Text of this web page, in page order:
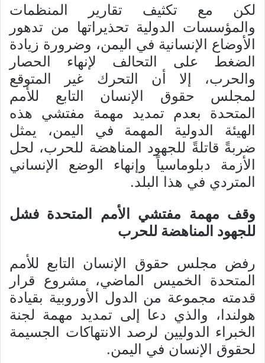
لكن مع تكثيف تقارير المنظمات
والمؤسسات الدولية تحذيراتها من تدهور
الأوضاع الإنسانية في اليمن، وضرورة زيادة
الضغط على التحالف لإنهاء الحصار
والحرب، إلا أن التحرك غير المتوقع
لمجلس حقوق الإنسان التابع للأمم
المتحدة بعدم تمديد مهمة مفتشي هذه
الهيئة الدولية المهمة في اليمن، يمثل
ضربةً قاتلةً للجهود المناهضة للحرب، لحل
الأزمة دبلوماسياً وإنهاء الوضع الإنساني
المتردي في هذا البلد.
وقف مهمة مفتشي الأمم المتحدة فشل
للجهود المناهضة للحرب
رفض مجلس حقوق الإنسان التابع للأمم
المتحدة الخميس الماضي، مشروع قرار
قدمته مجموعة من الدول الأوروبية بقيادة
هولندا، والذي دعا إلى تمديد مهمة لجنة
الخبراء الدوليين لرصد الانتهاكات الجسيمة
لحقوق الإنسان في اليمن.